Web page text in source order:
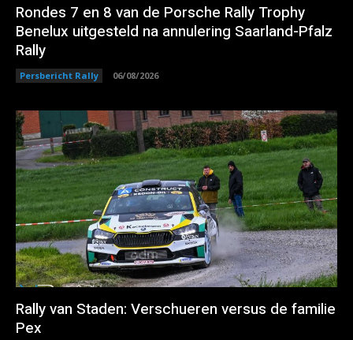
Rondes 7 en 8 van de Porsche Rally Trophy
Benelux uitgesteld na annulering Saarland-Pfalz
Rally
Persbericht Rally 06/08/2026
Rally van Staden: Verschueren versus de familie
Pex